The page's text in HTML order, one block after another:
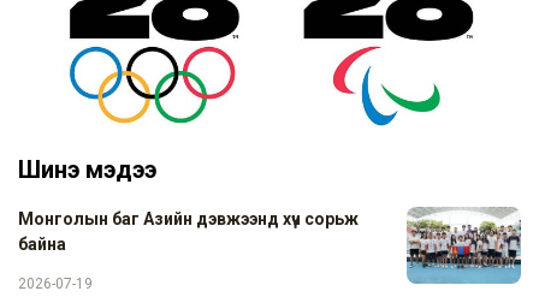
Шинэ мэдээ
Монголын баг Азийн дэвжээнд хүч сорьж
байна
2026-07-19